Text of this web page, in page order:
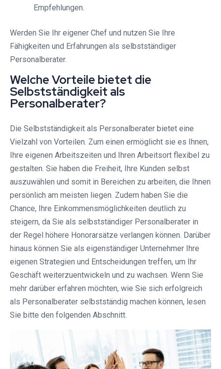
Empfehlungen.
Werden Sie Ihr eigener Chef und nutzen Sie Ihre
Fähigkeiten und Erfahrungen als selbstständiger
Personalberater.
Welche Vorteile bietet die
Selbstständigkeit als
Personalberater?
Die Selbstständigkeit als Personalberater bietet eine
Vielzahl von Vorteilen. Zum einen ermöglicht sie es Ihnen,
Ihre eigenen Arbeitszeiten und Ihren Arbeitsort flexibel zu
gestalten. Sie haben die Freiheit, Ihre Kunden selbst
auszuwählen und somit in Bereichen zu arbeiten, die Ihnen
persönlich am meisten liegen. Zudem haben Sie die
Chance, Ihre Einkommensmöglichkeiten deutlich zu
steigern, da Sie als selbstständiger Personalberater in
der Regel höhere Honorarsätze verlangen können. Darüber
hinaus können Sie als eigenständiger Unternehmer Ihre
eigenen Strategien und Entscheidungen treffen, um Ihr
Geschäft weiterzuentwickeln und zu wachsen. Wenn Sie
mehr darüber erfahren möchten, wie Sie sich erfolgreich
als Personalberater selbstständig machen können, lesen
Sie bitte den folgenden Abschnitt.